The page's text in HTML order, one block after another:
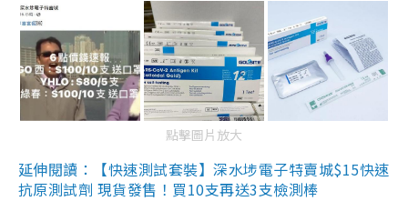
點擊圖片放大
延伸閱讀：【快速測試套裝】深水埗電子特賣城$15快速
抗原測試劑 現貨發售！買10支再送3支檢測棒